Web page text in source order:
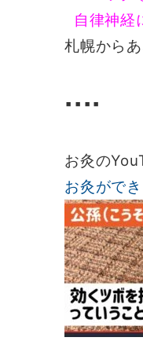
自律神経
札幌から
▪️▪️▪️▪️
お灸の
お灸がで